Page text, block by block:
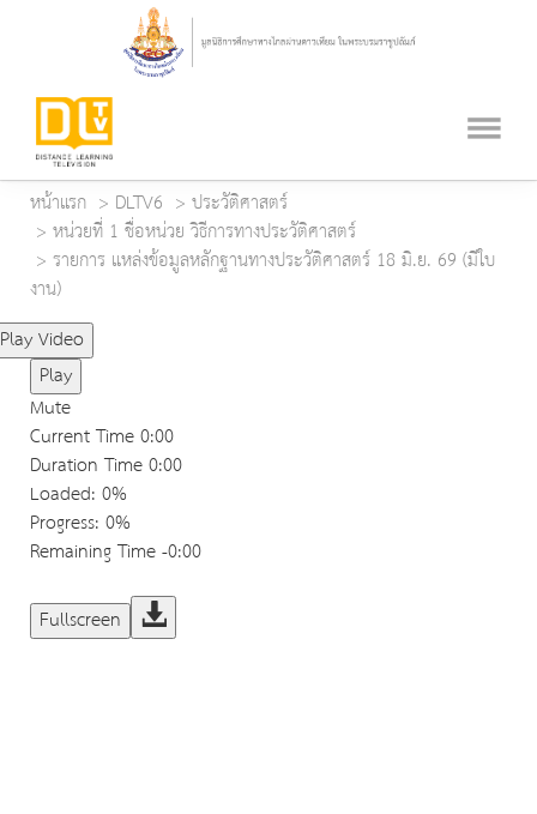
หน้าแรก DLTV6
ประวัติศาสตร์
หน่วยที่ 1 ชื่อหน่วย วิธีการทางประวัติศาสตร์
รายการ แหล่งข้อมูลหลักฐานทางประวัติศาสตร์ 18 มิ.ย. 69 (มีใบ
งาน)
Play Video
Play
Mute
Current Time0:00
Duration Time0:00
Loaded: 0%
Progress: 0%
Remaining Time-0:00
Fullscreen